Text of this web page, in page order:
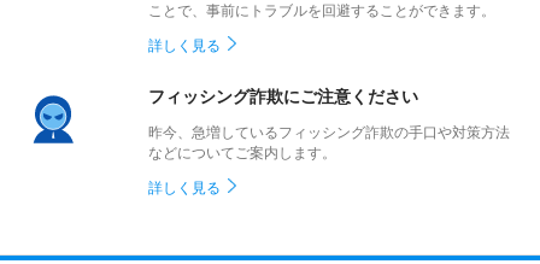
ことで、事前にトラブルを回避することができます。
詳しく見る
フィッシング詐欺にご注意ください
昨今、急増しているフィッシング詐欺の手口や対策方法
などについてご案内します。
詳しく見る